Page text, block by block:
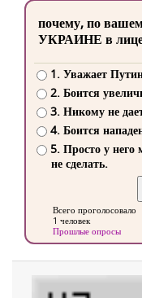
почему, по
УКРАИНЕ в
1. Уважает
2. Боится
3. Никому не
4. Боится
5. Просто у него
не сделать.
Всего проголосовало
1 человек
Прошлые опросы